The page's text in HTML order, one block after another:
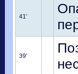
41'
39'